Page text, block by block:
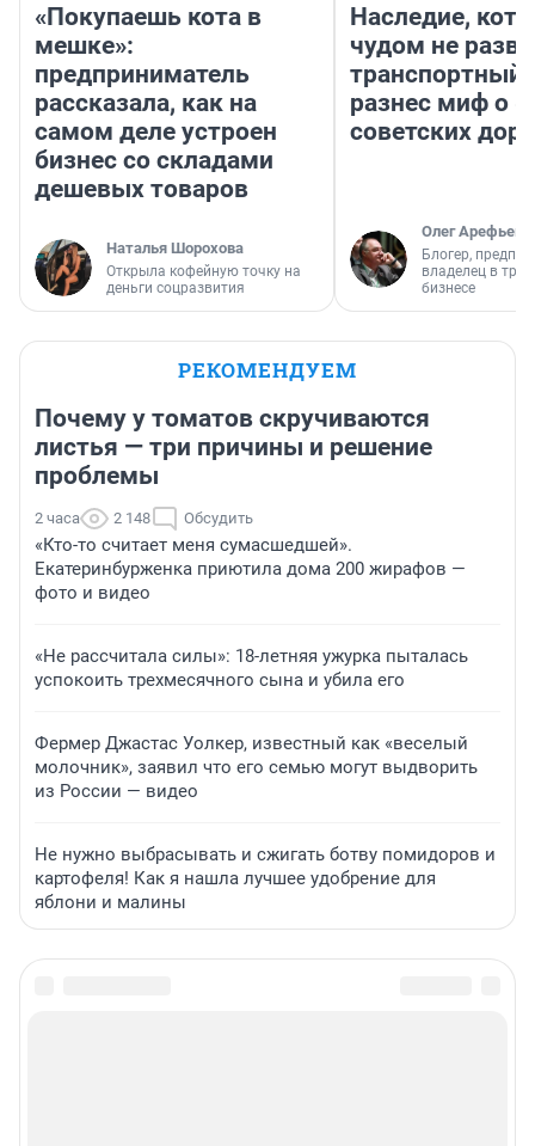
«Покупаешь кота в
мешке»:
предприниматель
рассказала, как на
самом деле устроен
бизнес со складами
дешевых товаров
Наталья Шорохова
Открыла кофейную точку на
деньги соцразвития
Наследие,
чудом не
транспортный
разнес миф о
советских
Олег Арефьев
Блогер,
владелец в
бизнесе
РЕКОМЕНДУЕМ
Почему у томатов скручиваются
листья — три причины и решение
проблемы
2 часа 2 148 Обсудить
«Кто-то считает меня сумасшедшей».
Екатеринбурженка приютила дома 200 жирафов —
фото и видео
«Не рассчитала силы»: 18-летняя ужурка пыталась
успокоить трехмесячного сына и убила его
Фермер Джастас Уолкер, известный как «веселый
молочник», заявил что его семью могут выдворить
из России — видео
Не нужно выбрасывать и сжигать ботву помидоров и
картофеля! Как я нашла лучшее удобрение для
яблони и малины